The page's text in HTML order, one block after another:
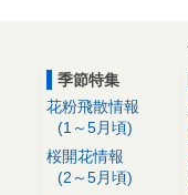
季節特集
花粉飛散情報
(1～5月頃)
桜開花情報
(2～5月頃)